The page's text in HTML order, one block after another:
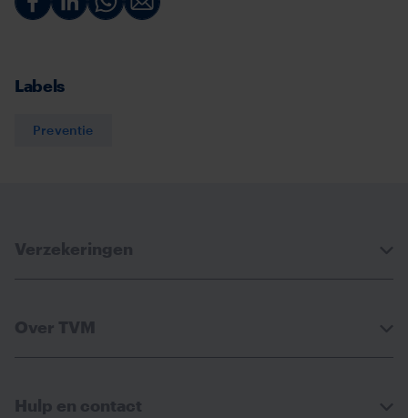
Deel Deel Deel Deel
Labels
Preventie
Verzekeringen
Over TVM
Hulp en contact